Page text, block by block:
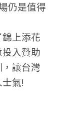
仍是值得
上添花
入贊助
讓台灣
氣!